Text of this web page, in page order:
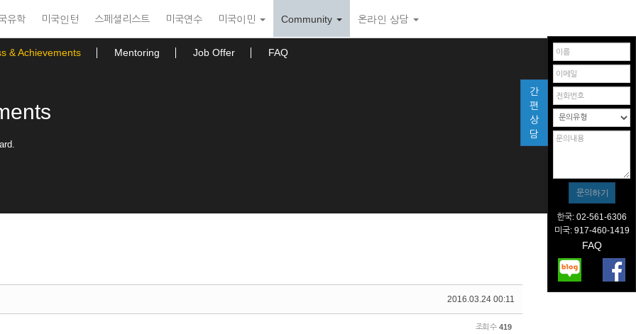
유학 미국인턴 스페셜리스트 미국연수 미국이민 Community 온라인 상담
& Achievements Mentoring Job Offer FAQ
2016.03.24 00:11
조회 수 419
간
편
상
담
한국: 02-561-6306
미국: 917-460-1419
FAQ